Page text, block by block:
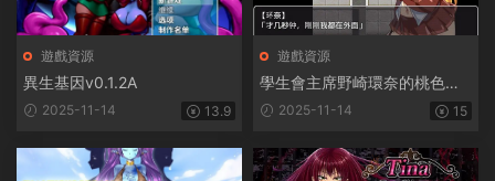
遊戲資源
異生基因v0.1.2A
2025-11-14 13.9
遊戲資源
學生會主席野崎環奈的桃色煩
惱 2025-11-14 15